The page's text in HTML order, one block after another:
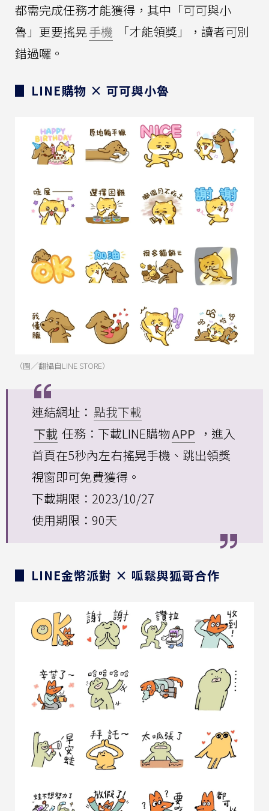
都需完成任務才能獲得，其中「可可與小
魯」更要搖晃手機
「才能領獎」，讀者可別
錯過囉。
▊ LINE購物 × 可可與小魯
（圖／翻攝自LINE STORE）
連結網址： 點我下載
下載 任務：下載LINE購物APP ，進入
首頁在5秒內左右搖晃手機、跳出領獎
視窗即可免費獲得。
下載期限：2023/10/27
使用期限：90天
▊ LINE金幣派對 × 呱鬆與狐哥合作